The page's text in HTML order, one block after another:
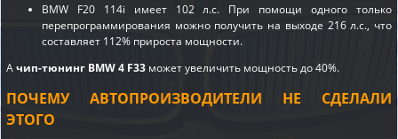
BMW F20 114i имеет 102 л.с. При помощи одного только
перепрограммирования можно получить на выходе 216 л.с., что
составляет 112% прироста мощности.
Ачип-тюнинг BMW 4 F33 может увеличить мощность до 40%.
ПОЧЕМУ АВТОПРОИЗВОДИТЕЛИ НЕ СДЕЛАЛИ
ЭТОГО